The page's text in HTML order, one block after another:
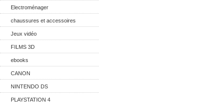
Electroménager
chaussures et accessoires
Jeux vidéo
FILMS 3D
ebooks
CANON
NINTENDO DS
PLAYSTATION 4